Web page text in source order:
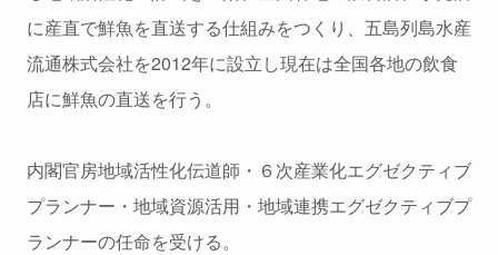
に産直で鮮魚を直送する仕組みをつくり、五島列島水産
流通株式会社を2012年に設立し現在は全国各地の飲食
店に鮮魚の直送を行う。
内閣官房地域活性化伝道師・６次産業化エグゼクティブ
プランナー・地域資源活用・地域連携エグゼクティブプ
ランナーの任命を受ける。